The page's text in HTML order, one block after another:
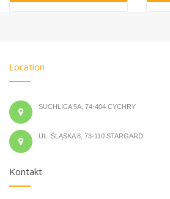
Location
SUCHLICA 5A, 74-404 CYCHRY
UL. ŚLĄSKA 8, 73-110 STARGARD
Kontakt